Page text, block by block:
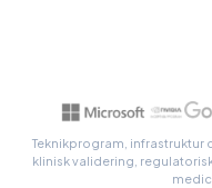
Teknikprogram, infrastruktur
klinisk validering,
Slovenčina